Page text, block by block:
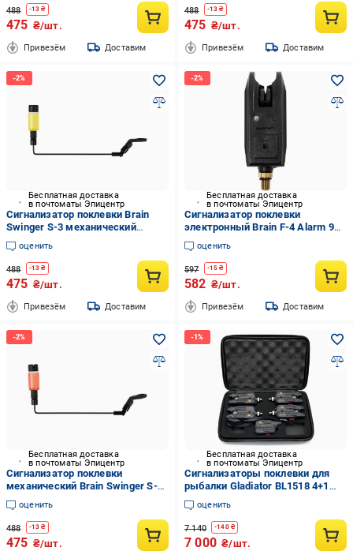
488 -13 ₴
475 ₴/шт.
Привезём Доставим
488 -13 ₴
475 ₴/шт.
Привезём Доставим
Бесплатная доставка
в почтоматы Эпицентр
Сигнализатор поклевки Brain
Swinger S-3 механический
Yellow (1858.80.58)
оценить
488 -13 ₴
475 ₴/шт.
Привезём Доставим
Бесплатная доставка
в почтоматы Эпицентр
Сигнализатор поклевки
электронный Brain F-4 Alarm 9V
Black (1858.42.25)
оценить
597 -15 ₴
582 ₴/шт.
Привезём Доставим
Бесплатная доставка
в почтоматы Эпицентр
Сигнализатор поклевки
механический Brain Swinger S-3
Red (1858.80.57)
оценить
488 -13 ₴
475 ₴/шт.
Бесплатная доставка
в почтоматы Эпицентр
Сигнализаторы поклевки для
рыбалки Gladiator BL1518 4+1
Bluetooth LED индикация
радиопейджера до 150 м
Черный
оценить
7 140 -140₴
7 000 ₴/шт.